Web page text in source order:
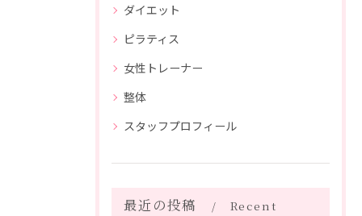
ダイエット
ピラティス
女性トレーナー
整体
スタッフプロフィール
最近の投稿
Recent